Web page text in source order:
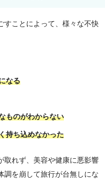
すことによって、様々な不快
なる
ものがわからない
持ち込めなかった
取れず、美容や健康に悪影響
調を崩して旅行が台無しにな